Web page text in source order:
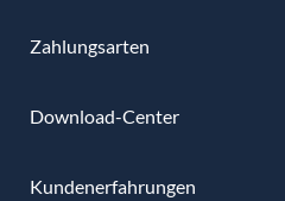
Zahlungsarten
Download-Center
Kundenerfahrungen